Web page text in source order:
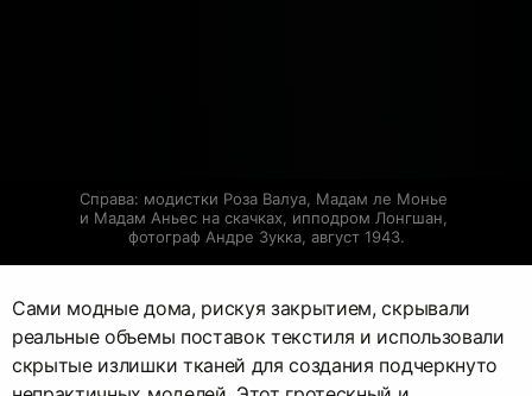
Справа: модистки Роза Валуа, Мадам ле Монье
и Мадам Аньес на скачках, ипподром Лонгшан,
фотограф Андре Зукка, август 1943.
Сами модные дома, рискуя закрытием, скрывали
реальные объемы поставок текстиля и использовали
скрытые излишки тканей для создания подчеркнуто